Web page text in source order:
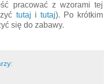
pracować z wzorami tej
tutaj i tutaj). Po krótkim
się do zabawy.